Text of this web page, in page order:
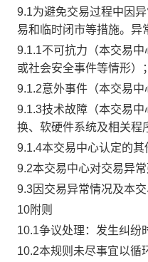
9.1为避免交易过程中因
易和临时闭市等措施。异
9.1.1不可抗力（本交易
或社会安全事件等情形）；
9.1.2意外事件（本交易
9.1.3技术故障（本交易
换、软硬件系统及相关程
9.1.4本交易中心认定的其
9.2本交易中心对交易异
9.3因交易异常情况及本
10附则
10.1争议处理：发生纠纷
10.2本规则未尽事宜以循